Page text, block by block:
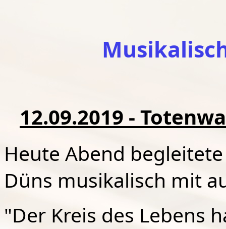
12.09.2019 -
Heute Abend
Düns musikalisch mit
"Der Kreis des Lebens